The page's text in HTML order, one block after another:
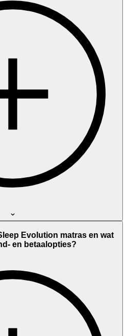
Evolution matras en wat
en betaalopties?